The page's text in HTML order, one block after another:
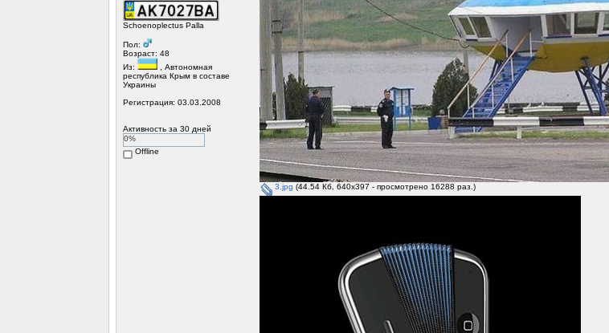
Schoenoplectus Palla
Пол:
Возраст: 48
Из:
, Автономная
республика Крым в составе
Украины
Регистрация: 03.03.2008
Активность за 30 дней
0%
Offline
3.jpg (44.54 Кб, 640x397 - просмотрено 16288 раз.)